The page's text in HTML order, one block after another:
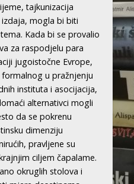
tajkunizacija
mogla bi biti
Kada bi se provalio
za raspodjelu para
jugoistočne Evrope,
u pražnjenju
instituta i asocijacija,
alternativci mogli
da se pokrenu
dimenziju
pravljene su
ciljem čapalame.
okruglih stolova i